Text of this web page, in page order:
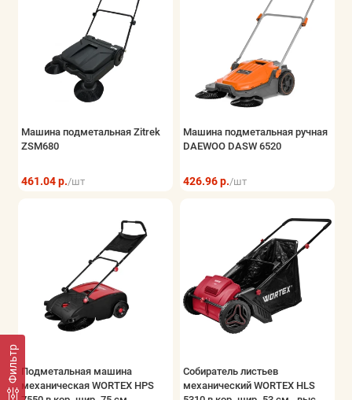
Фильтр
Машина подметальная Zitrek
ZSM680
461.04 р./шт
Машина подметальная ручная
DAEWOO DASW 6520
426.96 р./шт
Подметальная машина
механическая WORTEX HPS
Собиратель листьев
механический WORTEX HLS